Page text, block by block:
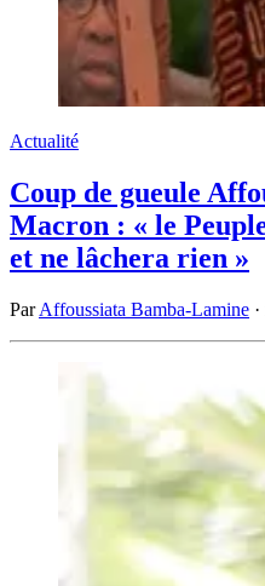
Actualité
Coup de gueule
Macron : « le
et ne lâchera rien »
ParAffoussiata Bamba-Lamine ·